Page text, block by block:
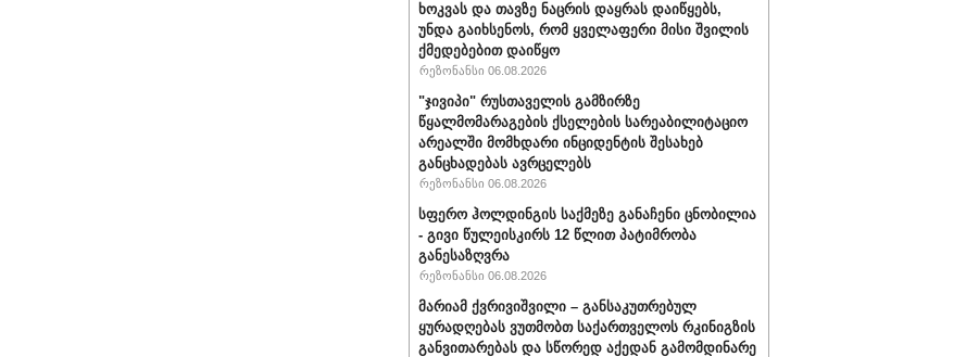
ხოკვას და თავზე ნაცრის დაყრას დაიწყებს,
უნდა გაიხსენოს, რომ ყველაფერი მისი შვილის
ქმედებებით დაიწყო
რეზონანსი 06.08.2026
"ჯივიპი" რუსთაველის გამზირზე
წყალმომარაგების ქსელების სარეაბილიტაციო
არეალში მომხდარი ინციდენტის შესახებ
განცხადებას ავრცელებს
რეზონანსი 06.08.2026
სფერო ჰოლდინგის საქმეზე განაჩენი ცნობილია
- გივი წულეისკირს 12 წლით პატიმრობა
განესაზღვრა
რეზონანსი 06.08.2026
მარიამ ქვრივიშვილი – განსაკუთრებულ
ყურადღებას ვუთმობთ საქართველოს რკინიგზის
განვითარებას და სწორედ აქედან გამომდინარე